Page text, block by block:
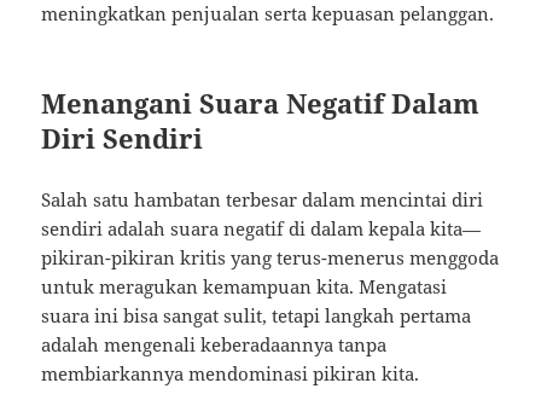
meningkatkan penjualan serta kepuasan pelanggan.
Menangani Suara Negatif Dalam
Diri Sendiri
Salah satu hambatan terbesar dalam mencintai diri
sendiri adalah suara negatif di dalam kepala kita—
pikiran-pikiran kritis yang terus-menerus menggoda
untuk meragukan kemampuan kita. Mengatasi
suara ini bisa sangat sulit, tetapi langkah pertama
adalah mengenali keberadaannya tanpa
membiarkannya mendominasi pikiran kita.